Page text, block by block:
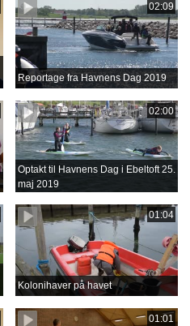
02:09
Reportage fra Havnens Dag 2019
02:00
Optakt til Havnens Dag i Ebeltoft 25.
maj 2019
01:04
Kolonihaver på havet
01:01